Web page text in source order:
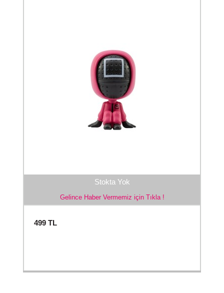
Stokta Yok
Gelince Haber Vermemiz için Tıkla !
499 TL